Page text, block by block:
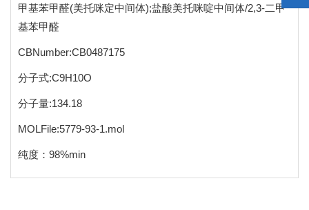
甲基苯甲醛(美托咪定中间体);盐酸美托咪啶中间体/2,3-二甲
基苯甲醛
CBNumber:CB0487175
分子式:C9H10O
分子量:134.18
MOLFile:5779-93-1.mol
纯度：98%min